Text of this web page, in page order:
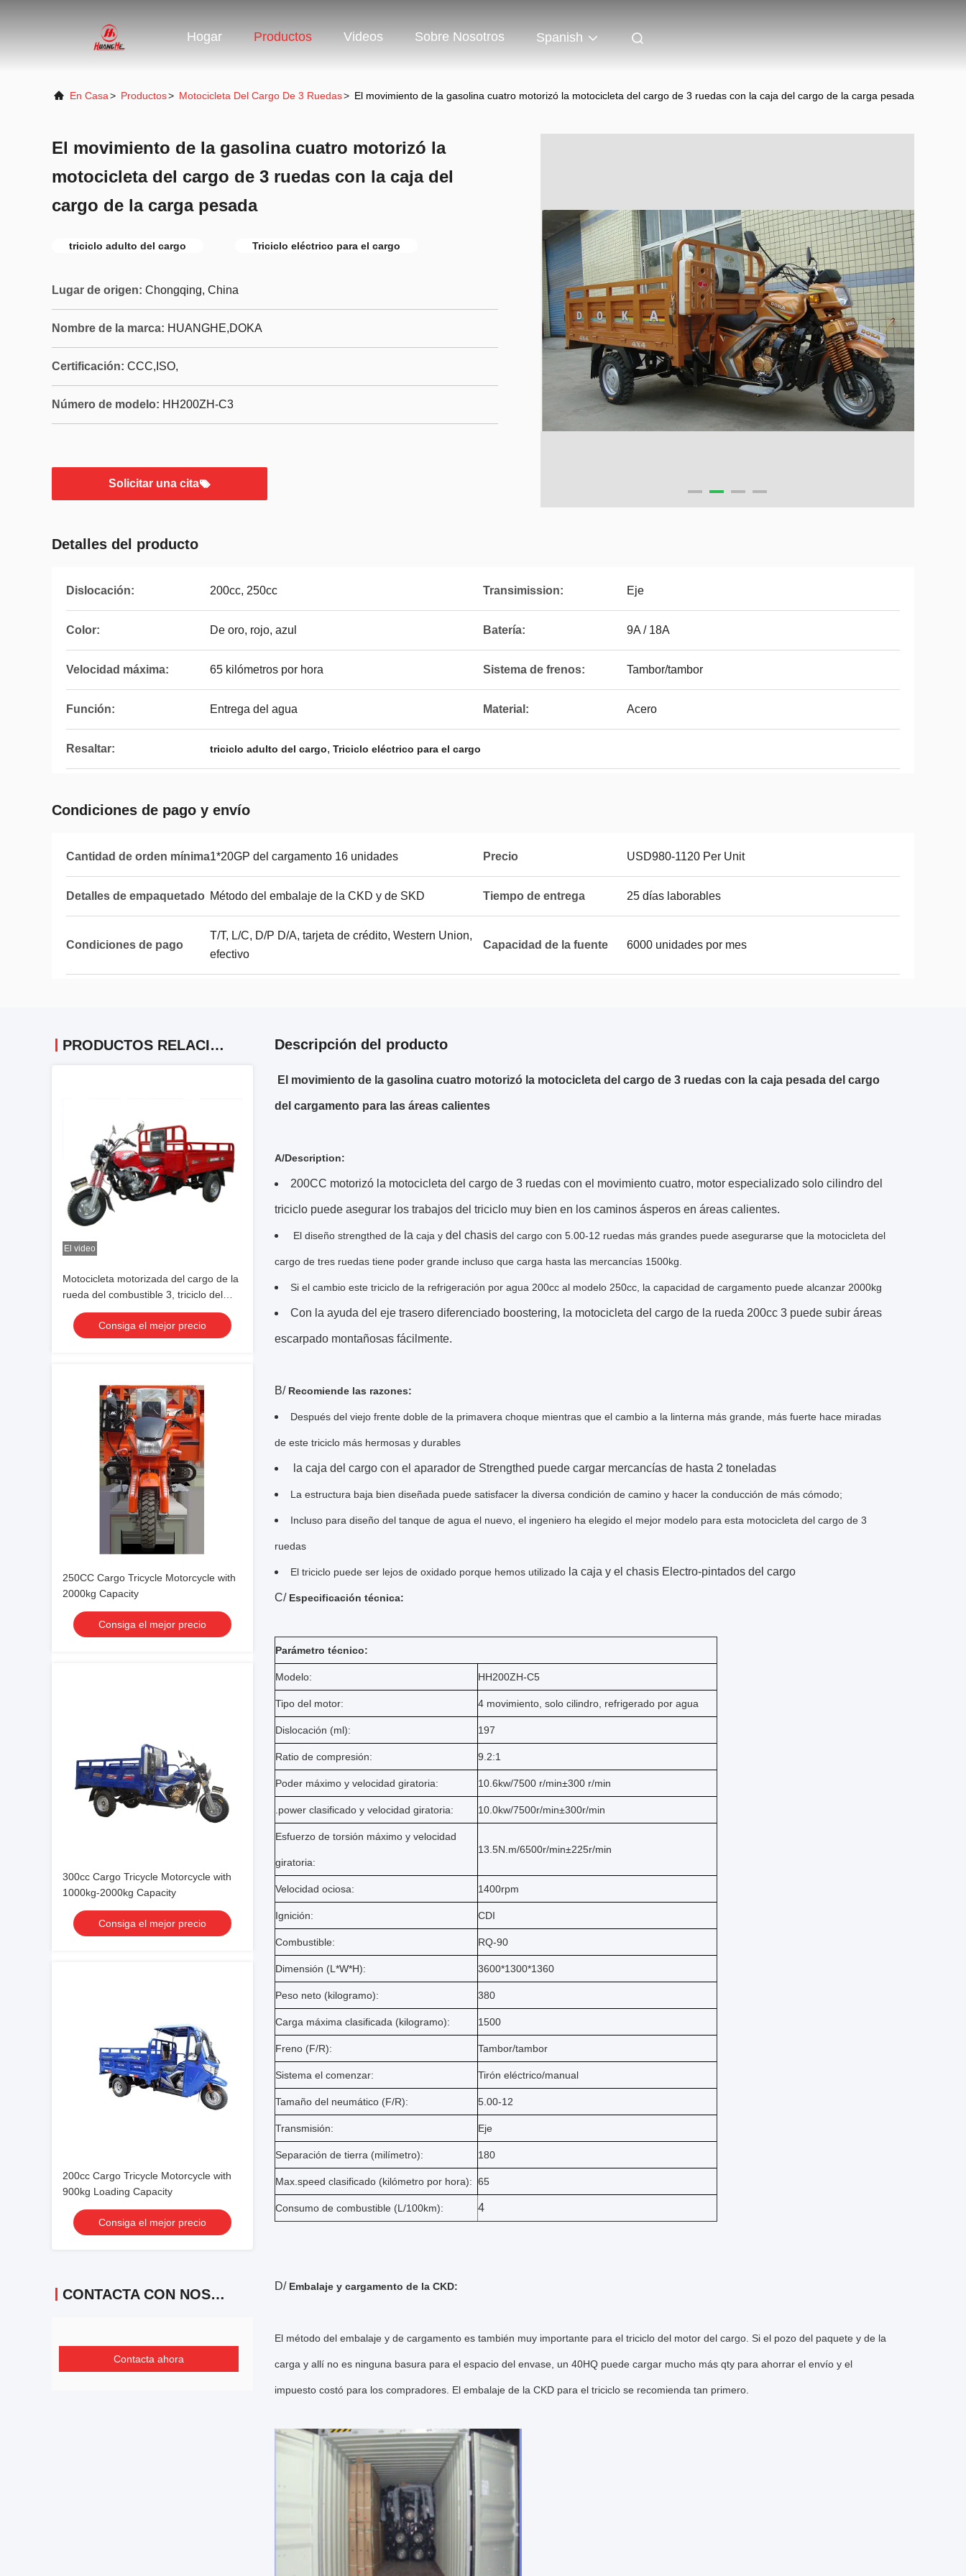
Hogar Productos Videos Sobre Nosotros Spanish
En Casa> Productos> Motocicleta Del Cargo De 3 Ruedas> El movimiento de la gasolina cuatro motorizó la motocicleta del cargo de 3 ruedas con la caja del cargo de la carga pesada
El movimiento de la gasolina cuatro motorizó la
motocicleta del cargo de 3 ruedas con la caja del
cargo de la carga pesada
triciclo adulto del cargo Triciclo eléctrico para el cargo
Lugar de origen: Chongqing, China
Nombre de la marca: HUANGHE,DOKA
Certificación: CCC,ISO,
Número de modelo: HH200ZH-C3
Solicitar una cita
Detalles del producto
Dislocación: 200cc, 250cc Transimission: Eje
Color: De oro, rojo, azul Batería: 9A / 18A
Velocidad máxima: 65 kilómetros por hora Sistema de frenos: Tambor/tambor
Función: Entrega del agua Material: Acero
Resaltar: triciclo adulto del cargo, Triciclo eléctrico para el cargo
Condiciones de pago y envío
Cantidad de orden mínima1*20GP del cargamento 16 unidades Precio USD980-1120 Per Unit
Detalles de empaquetado Método del embalaje de la CKD y de SKD Tiempo de entrega 25 días laborables
Condiciones de pago
T/T, L/C, D/P D/A, tarjeta de crédito, Western Union,
efectivo
Capacidad de la fuente 6000 unidades por mes
PRODUCTOS RELACIONADOS
El video
Motocicleta motorizada del cargo de la
rueda del combustible 3, triciclo del
cargo 150CC con la linterna de cristal
Consiga el mejor precio
250CC Cargo Tricycle Motorcycle with
2000kg Capacity
Consiga el mejor precio
300cc Cargo Tricycle Motorcycle with
1000kg-2000kg Capacity
Consiga el mejor precio
200cc Cargo Tricycle Motorcycle with
900kg Loading Capacity
Consiga el mejor precio
CONTACTA CON NOSOTROS
Contacta ahora
Descripción del producto
El movimiento de la gasolina cuatro motorizó la motocicleta del cargo de 3 ruedas con la caja pesada del cargo
del cargamento para las áreas calientes
A/Description:
200CC motorizó la motocicleta del cargo de 3 ruedas con el movimiento cuatro, motor especializado solo cilindro del
triciclo puede asegurar los trabajos del triciclo muy bien en los caminos ásperos en áreas calientes.
El diseño strengthed de la caja y del chasis del cargo con 5.00-12 ruedas más grandes puede asegurarse que la motocicleta del
cargo de tres ruedas tiene poder grande incluso que carga hasta las mercancías 1500kg.
Si el cambio este triciclo de la refrigeración por agua 200cc al modelo 250cc, la capacidad de cargamento puede alcanzar 2000kg
Con la ayuda del eje trasero diferenciado boostering, la motocicleta del cargo de la rueda 200cc 3 puede subir áreas
escarpado montañosas fácilmente.
B/ Recomiende las razones:
Después del viejo frente doble de la primavera choque mientras que el cambio a la linterna más grande, más fuerte hace miradas
de este triciclo más hermosas y durables
la caja del cargo con el aparador de Strengthed puede cargar mercancías de hasta 2 toneladas
La estructura baja bien diseñada puede satisfacer la diversa condición de camino y hacer la conducción de más cómodo;
Incluso para diseño del tanque de agua el nuevo, el ingeniero ha elegido el mejor modelo para esta motocicleta del cargo de 3
ruedas
El triciclo puede ser lejos de oxidado porque hemos utilizado la caja y el chasis Electro-pintados del cargo
C/ Especificación técnica:
Parámetro técnico:
Modelo: HH200ZH-C5
Tipo del motor: 4 movimiento, solo cilindro, refrigerado por agua
Dislocación (ml): 197
Ratio de compresión: 9.2:1
Poder máximo y velocidad giratoria: 10.6kw/7500 r/min±300 r/min
.power clasificado y velocidad giratoria: 10.0kw/7500r/min±300r/min
Esfuerzo de torsión máximo y velocidad
giratoria:
13.5N.m/6500r/min±225r/min
Velocidad ociosa: 1400rpm
Ignición: CDI
Combustible: RQ-90
Dimensión (L*W*H): 3600*1300*1360
Peso neto (kilogramo): 380
Carga máxima clasificada (kilogramo): 1500
Freno (F/R): Tambor/tambor
Sistema el comenzar: Tirón eléctrico/manual
Tamaño del neumático (F/R): 5.00-12
Transmisión: Eje
Separación de tierra (milímetro): 180
Max.speed clasificado (kilómetro por hora): 65
Consumo de combustible (L/100km): 4
D/ Embalaje y cargamento de la CKD:
El método del embalaje y de cargamento es también muy importante para el triciclo del motor del cargo. Si el pozo del paquete y de la
carga y allí no es ninguna basura para el espacio del envase, un 40HQ puede cargar mucho más qty para ahorrar el envío y el
impuesto costó para los compradores. El embalaje de la CKD para el triciclo se recomienda tan primero.